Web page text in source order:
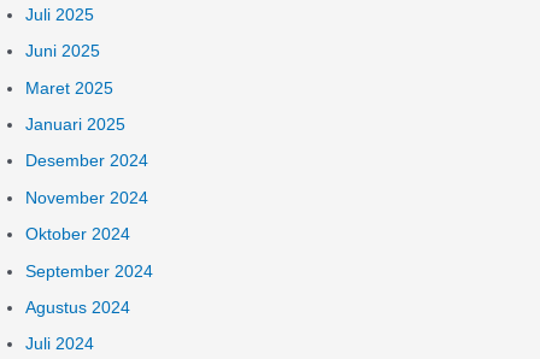
Juli 2025
Juni 2025
Maret 2025
Januari 2025
Desember 2024
November 2024
Oktober 2024
September 2024
Agustus 2024
Juli 2024